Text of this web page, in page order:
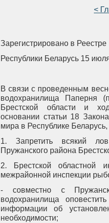
<
Зарегистрировано в Реестре
Республики Беларусь 15
В связи с проведенным
водохранилища Паперня
Брестской области и
основании статьи 18
мира в Республике
1. Запретить всякий
Пружанского района
2. Брестской областной
межрайонной инспекции
- совместно с
водохранилища
информации об
необходимости;